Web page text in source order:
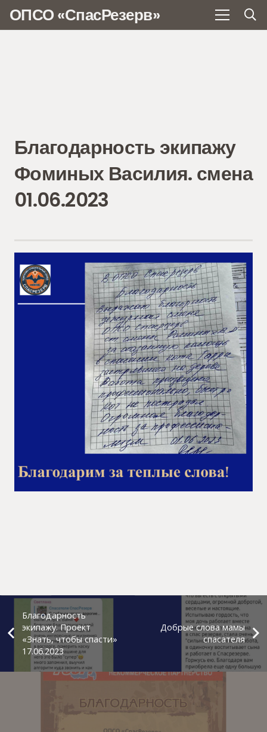
ОПСО «СпасРезерв»
Благодарность экипажу
Фоминых Василия. смена
01.06.2023
Благодарность
экипажу. Проект
«Знать, чтобы спасти»
17.06.2023
Добрые слова мамы
спасателя